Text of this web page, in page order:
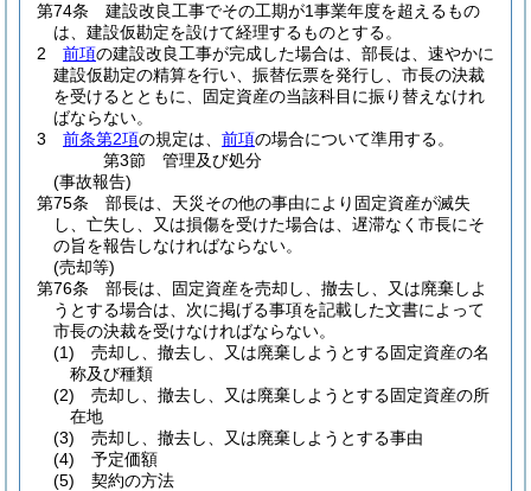
第74条
建設改良工事でその工期が1事業年度を超えるもの
は、建設仮勘定を設けて経理するものとする。
2
前項の建設改良工事が完成した場合は、部長は、速やかに
建設仮勘定の精算を行い、振替伝票を発行し、市長の決裁
を受けるとともに、固定資産の当該科目に振り替えなけれ
ばならない。
3
前条第2項の規定は、 前項の場合について準用する。
第3節
管理及び処分
(事故報告)
第75条
部長は、天災その他の事由により固定資産が滅失
し、亡失し、又は損傷を受けた場合は、遅滞なく市長にそ
の旨を報告しなければならない。
(売却等)
第76条
部長は、固定資産を売却し、撤去し、又は廃棄しよ
うとする場合は、次に掲げる事項を記載した文書によって
市長の決裁を受けなければならない。
(1)
売却し、撤去し、又は廃棄しようとする固定資産の名
称及び種類
(2)
売却し、撤去し、又は廃棄しようとする固定資産の所
在地
(3)
売却し、撤去し、又は廃棄しようとする事由
(4)
予定価額
(5)
契約の方法